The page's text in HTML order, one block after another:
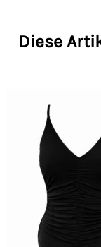
Diese